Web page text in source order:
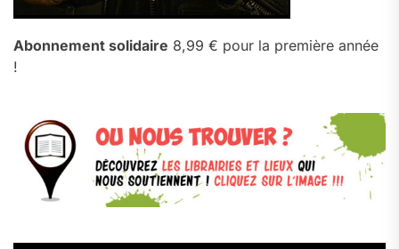
Abonnement solidaire 8,99 € pour la première année
!